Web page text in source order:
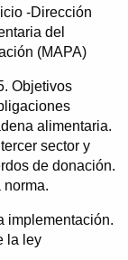
-Dirección
del
(MAPA)
Objetivos
alimentaria.
sector y
de donación.
implementación.
la ley